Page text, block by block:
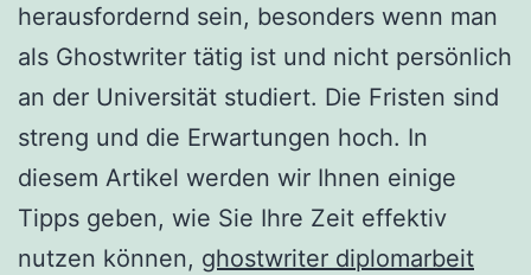
herausfordernd sein, besonders wenn man
als Ghostwriter tätig ist und nicht persönlich
an der Universität studiert. Die Fristen sind
streng und die Erwartungen hoch. In
diesem Artikel werden wir Ihnen einige
Tipps geben, wie Sie Ihre Zeit effektiv
nutzen können, ghostwriter diplomarbeit